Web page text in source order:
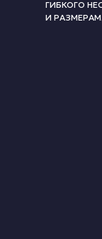
ГИБКОГО
И РАЗМЕРАМ.